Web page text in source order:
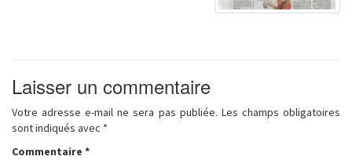
Laisser un commentaire
Votre adresse e-mail ne sera pas publiée. Les champs obligatoires
sont indiqués avec *
Commentaire *